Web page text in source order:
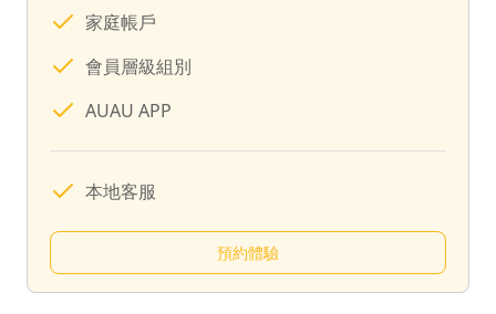
家庭帳戶
會員層級組別
AUAU APP
本地客服
預約體驗